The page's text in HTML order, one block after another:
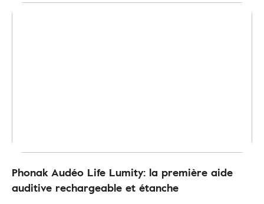
Phonak Audéo Life Lumity: la première aide
auditive rechargeable et étanche